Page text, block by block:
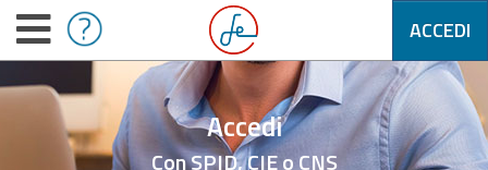
ACCEDI
Accedi
Con SPID, CIE o CNS